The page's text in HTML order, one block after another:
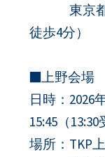
東京都新
徒歩4分）
■上野会場
日時：2026
15:45（13:30
場所：TKP